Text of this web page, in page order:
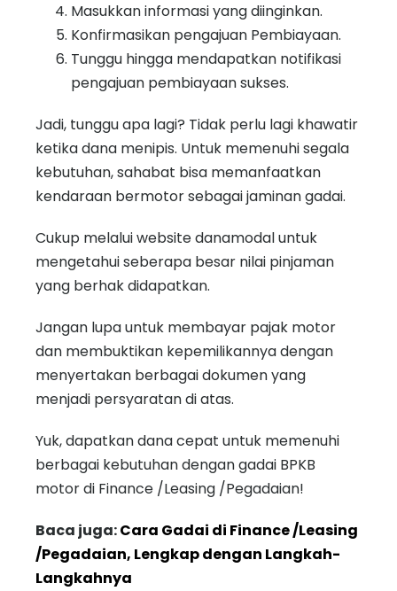
Masukkan informasi yang diinginkan.
Konfirmasikan pengajuan Pembiayaan.
Tunggu hingga mendapatkan notifikasi
pengajuan pembiayaan sukses.
Jadi, tunggu apa lagi? Tidak perlu lagi khawatir
ketika dana menipis. Untuk memenuhi segala
kebutuhan, sahabat bisa memanfaatkan
kendaraan bermotor sebagai jaminan gadai.
Cukup melalui website danamodal untuk
mengetahui seberapa besar nilai pinjaman
yang berhak didapatkan.
Jangan lupa untuk membayar pajak motor
dan membuktikan kepemilikannya dengan
menyertakan berbagai dokumen yang
menjadi persyaratan di atas.
Yuk, dapatkan dana cepat untuk memenuhi
berbagai kebutuhan dengan gadai BPKB
motor di Finance /Leasing /Pegadaian!
Baca juga:Cara Gadai di Finance /Leasing
/Pegadaian, Lengkap dengan Langkah-
Langkahnya